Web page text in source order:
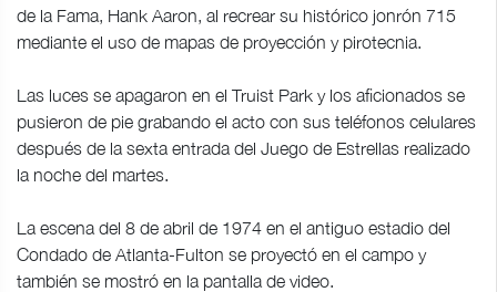
de la Fama, Hank Aaron, al recrear su histórico jonrón 715
mediante el uso de mapas de proyección y pirotecnia.
Las luces se apagaron en el Truist Park y los aficionados se
pusieron de pie grabando el acto con sus teléfonos celulares
después de la sexta entrada del Juego de Estrellas realizado
la noche del martes.
La escena del 8 de abril de 1974 en el antiguo estadio del
Condado de Atlanta-Fulton se proyectó en el campo y
también se mostró en la pantalla de video.